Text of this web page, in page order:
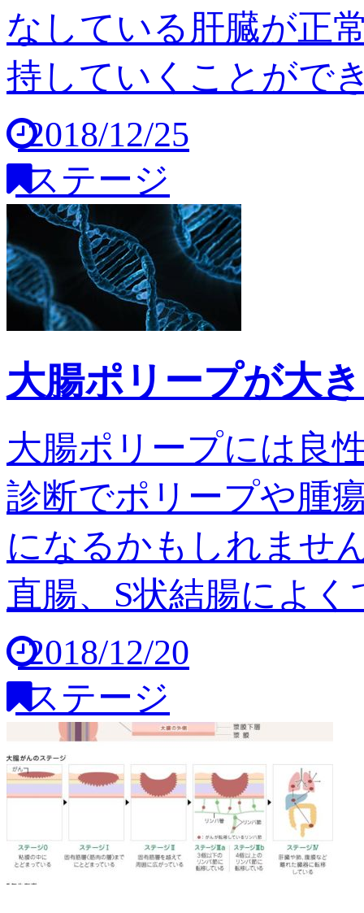
なしている肝臓が正
持していくことがで
2018/12/25
ステージ
大腸ポリープが大
大腸ポリープには良
診断でポリープや腫
になるかもしれませ
直腸、S状結腸によ
2018/12/20
ステージ